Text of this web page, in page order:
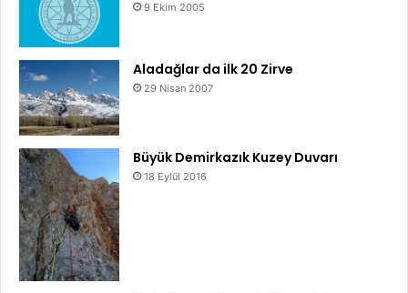
9 Ekim 2005
Aladağlar da ilk 20 Zirve
29 Nisan 2007
Büyük Demirkazık Kuzey Duvarı
18 Eylül 2016